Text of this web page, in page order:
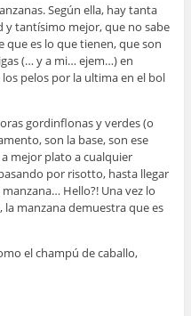
Según ella, hay tanta
tantísimo mejor, que no sabe
es lo que tienen, que son
(… y a mi… ejem…) en
pelos por la ultima en el bol
gordinflonas y verdes (o
son la base, son ese
mejor plato a cualquier
por risotto, hasta llegar
Hello?! Una vez lo
manzana demuestra que es
el champú de caballo,